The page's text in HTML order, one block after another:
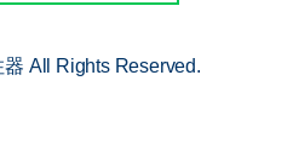
All Rights Reserved.